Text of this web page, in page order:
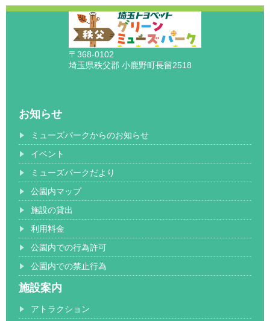
〒368-0102
埼玉県秩父郡 小鹿野町長留2518
お知らせ
ミューズパークからのお知らせ
イベント
ミューズパークだより
公園内マップ
施設の貸出
利用料金
公園内での行為許可
公園内での禁止行為
施設案内
アトラクション